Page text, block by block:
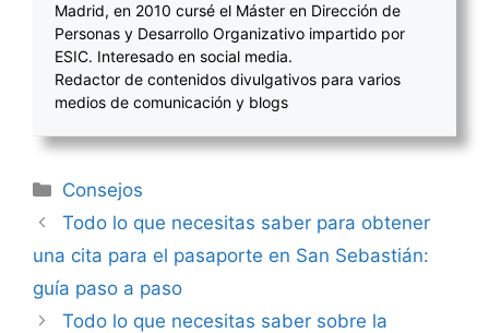
Madrid, en 2010 cursé el Máster en Dirección de
Personas y Desarrollo Organizativo impartido por
ESIC. Interesado en social media.
Redactor de contenidos divulgativos para varios
medios de comunicación y blogs
Categorías
Consejos
Navegación
de
entradas
Todo lo que necesitas saber para obtener
una cita para el pasaporte en San Sebastián:
guía paso a paso
Todo lo que necesitas saber sobre la